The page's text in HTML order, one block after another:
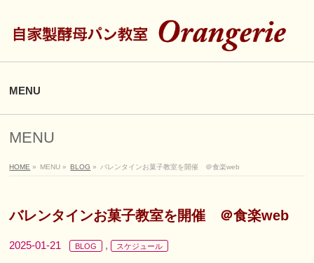
MENU
MENU
HOME » MENU » BLOG » バレンタインお菓子教室を開催 ＠食楽web
バレンタインお菓子教室を開催 ＠食楽web
2025-01-21 BLOG , スケジュール